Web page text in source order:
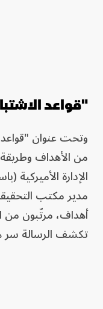
"قواعد
وتحت عنوان
من الأهداف
الإدارة الأميركية
أهداف، مرتّبون من
تكشف الرسالة سر